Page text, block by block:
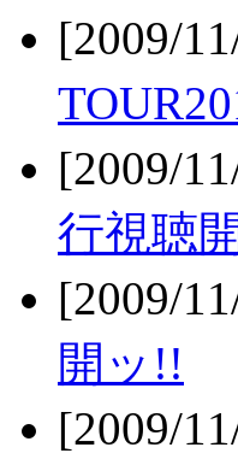
[2009/
[2009/
行視聴
[2009/
開ッ!!
[2009/